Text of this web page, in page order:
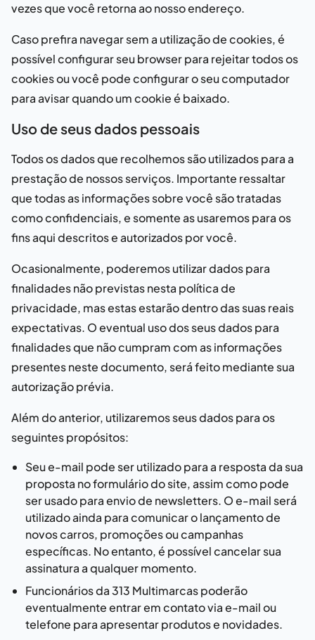
vezes que você retorna ao nosso endereço.
Caso prefira navegar sem a utilização de cookies, é
possível configurar seu browser para rejeitar todos os
cookies ou você pode configurar o seu computador
para avisar quando um cookie é baixado.
Uso de seus dados pessoais
Todos os dados que recolhemos são utilizados para a
prestação de nossos serviços. Importante ressaltar
que todas as informações sobre você são tratadas
como confidenciais, e somente as usaremos para os
fins aqui descritos e autorizados por você.
Ocasionalmente, poderemos utilizar dados para
finalidades não previstas nesta política de
privacidade, mas estas estarão dentro das suas reais
expectativas. O eventual uso dos seus dados para
finalidades que não cumpram com as informações
presentes neste documento, será feito mediante sua
autorização prévia.
Além do anterior, utilizaremos seus dados para os
seguintes propósitos:
Seu e-mail pode ser utilizado para a resposta da sua
proposta no formulário do site, assim como pode
ser usado para envio de newsletters. O e-mail será
utilizado ainda para comunicar o lançamento de
novos carros, promoções ou campanhas
específicas. No entanto, é possível cancelar sua
assinatura a qualquer momento.
Funcionários da313 Multimarcaspoderão
eventualmente entrar em contato via e-mail ou
telefone para apresentar produtos e novidades.